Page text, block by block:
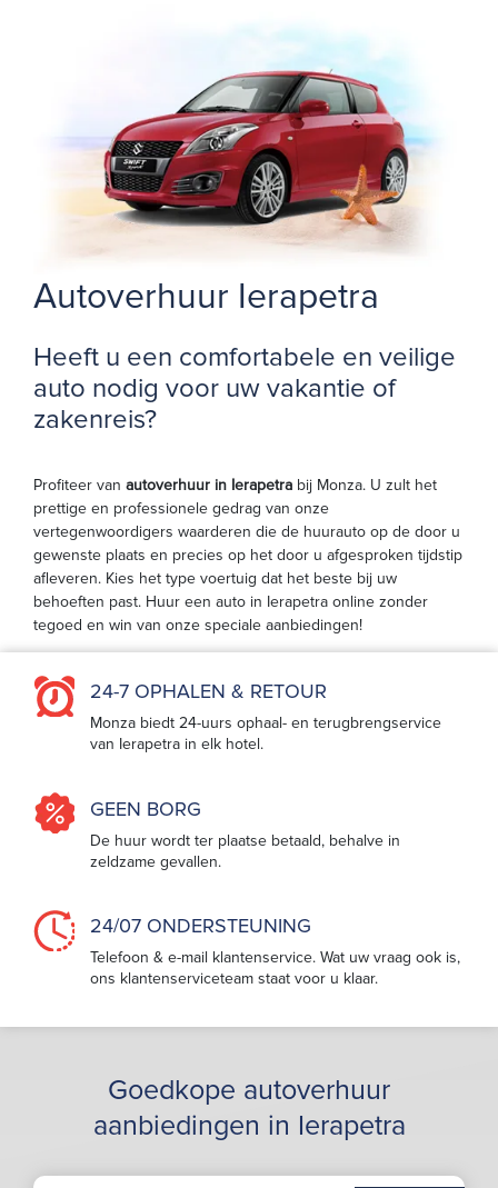
Autoverhuur Ierapetra
Heeft u een comfortabele en veilige
auto nodig voor uw vakantie of
zakenreis?
Profiteer van autoverhuur in Ierapetra bij Monza. U zult het
prettige en professionele gedrag van onze
vertegenwoordigers waarderen die de huurauto op de door u
gewenste plaats en precies op het door u afgesproken tijdstip
afleveren. Kies het type voertuig dat het beste bij uw
behoeften past. Huur een auto in Ierapetra online zonder
tegoed en win van onze speciale aanbiedingen!
24-7 OPHALEN & RETOUR
Monza biedt 24-uurs ophaal- en terugbrengservice
van Ierapetra in elk hotel.
GEEN BORG
De huur wordt ter plaatse betaald, behalve in
zeldzame gevallen.
24/07 ONDERSTEUNING
Telefoon & e-mail klantenservice. Wat uw vraag ook is,
ons klantenserviceteam staat voor u klaar.
Goedkope autoverhuur
aanbiedingen in Ierapetra